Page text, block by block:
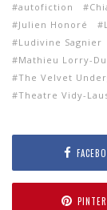
autofiction
Julien Honoré
Ludivine Sagnier
Mathieu Lorry-
The Velvet
Theatre Vidy-